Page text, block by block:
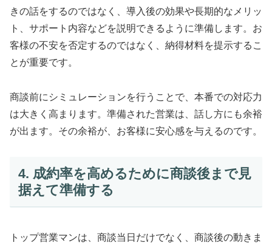
きの話をするのではなく、導入後の効果や長期的なメリッ
ト、サポート内容などを説明できるように準備します。お
客様の不安を否定するのではなく、納得材料を提示するこ
とが重要です。
商談前にシミュレーションを行うことで、本番での対応力
は大きく高まります。準備された営業は、話し方にも余裕
が出ます。その余裕が、お客様に安心感を与えるのです。
4. 成約率を高めるために商談後まで見
据えて準備する
トップ営業マンは、商談当日だけでなく、商談後の動きま